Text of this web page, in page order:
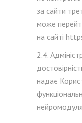
за сайти
може
на сайті
2.4.
надає